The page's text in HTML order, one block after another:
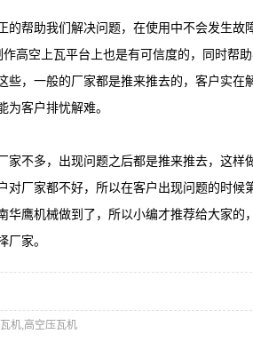
帮助我们解决问题，在使用中不会发生故
高空上瓦平台上也是有可信度的，同时帮
些，一般的厂家都是推来推去的，客户实
客户排忧解难。
不多，出现问题之后都是推来推去，这样
对厂家都不好，所以在客户出现问题的时
华鹰机械做到了，所以小编才推荐给大家
厂家。
机,高空压瓦机